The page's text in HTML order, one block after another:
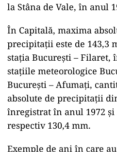
la Stâna de Vale, în anul
În Capitală, maxima
precipitaţii este de 143,3
staţia Bucureşti – Filaret,
staţiile meteorologice
Bucureşti – Afumaţi,
absolute de precipitaţii
înregistrat în anul 1972 şi
respectiv 130,4 mm.
Exemple de ani în care